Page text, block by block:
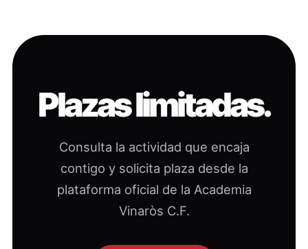
Plazas limitadas.
Consulta la actividad que encaja
contigo y solicita plaza desde la
plataforma oficial de la Academia
Vinaròs C.F.